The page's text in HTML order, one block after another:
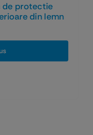
de protectie
din lemn